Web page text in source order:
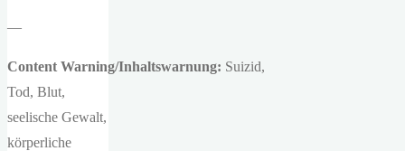
—
Content Warning/Inhaltswarnung: Suizid,
Tod, Blut,
seelische Gewalt,
körperliche